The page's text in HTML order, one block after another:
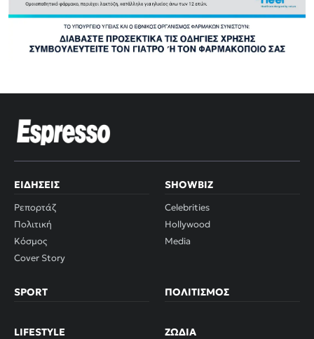
ΕΙΔΉΣΕΙΣ
Ρεπορτάζ
Πολιτική
Κόσμος
Cover Story
SHOWBIZ
Celebrities
Hollywood
Media
SPORT ΠΟΛΙΤΙΣΜΌΣ
LIFESTYLE ΖΏΔΙΑ